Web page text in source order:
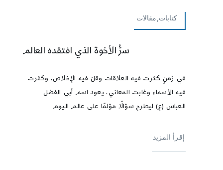
كتابات,مقالات
سرُّ الأخوة الذي افتقده العالم
في زمنٍ كثرت فيه العلاقات وقلّ فيه الإخلاص، وكثرت
فيه الأسماء وغابت المعاني، يعود اسم أبي الفضل
العباس (ع) ليطرح سؤالًا مؤلمًا على عالم اليوم
إقرأ المزيد